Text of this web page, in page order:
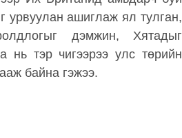
урвуулан ашиглаж ял тулган,
дэмжин, Хятадыг
нь тэр чигээрээ улс төрийн
байна гэжээ.